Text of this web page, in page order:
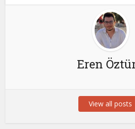
Eren
View all posts